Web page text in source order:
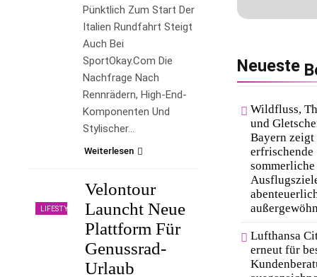
Pünktlich Zum Start Der
Italien Rundfahrt Steigt
Auch Bei
SportOkay.com Die
Nachfrage Nach
Rennrädern, High-End-
Komponenten Und
Stylischer…
Weiterlesen
LIFESTYLE
Velontour
Launcht Neue
Plattform Für
Genussrad-
Urlaub
Neueste
Wildfluss,
und
Bayern zeigt
erfrischende
sommerliche
Lufthansa
erneut für